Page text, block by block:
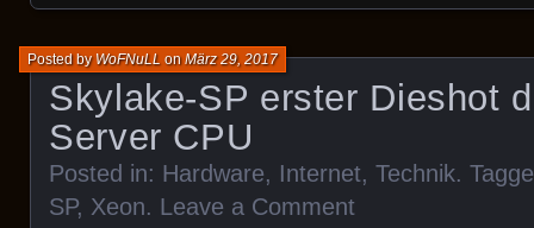
Skylake-SP erster Dieshot
Server CPU
Posted byWoFNuLL onMärz 29, 2017
Posted in: Hardware, Internet, Technik.
SP, Xeon. Leave a Comment